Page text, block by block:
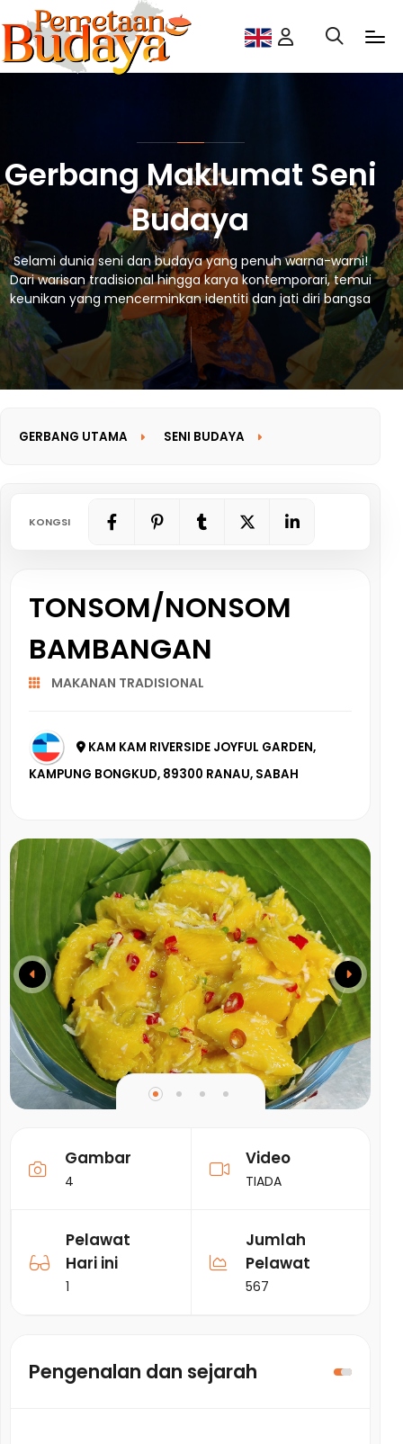
Gerbang Maklumat Seni
Budaya
Selami dunia seni dan budaya yang penuh warna-warni!
Dari warisan tradisional hingga karya kontemporari, temui
keunikan yang mencerminkan identiti dan jati diri bangsa
GERBANG UTAMA SENI BUDAYA
KONGSI
TONSOM/NONSOM
BAMBANGAN
MAKANAN TRADISIONAL
KAM KAM RIVERSIDE JOYFUL GARDEN,
KAMPUNG BONGKUD, 89300 RANAU, SABAH
Gambar
4
Video
TIADA
Pelawat
Hari ini
1
Jumlah
Pelawat
567
Pengenalan dan sejarah